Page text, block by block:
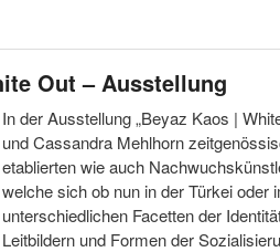
Out – Ausstellung
In der Ausstellung „Beyaz Kaos |
und Cassandra Mehlhorn
etablierten wie auch
welche sich ob nun in der Türkei oder
unterschiedlichen Facetten der
Leitbildern und Formen der